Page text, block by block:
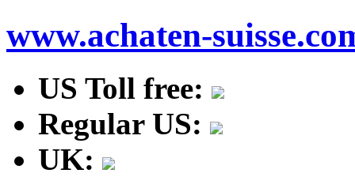
www.achaten-
US Toll free:
Regular US:
UK: